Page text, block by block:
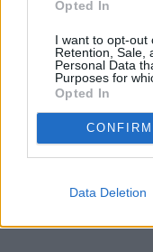
Opted In
I want to opt-out
Retention, Sale,
Personal Data
Purposes for
Opted In
CONFIRM
Data Deletion